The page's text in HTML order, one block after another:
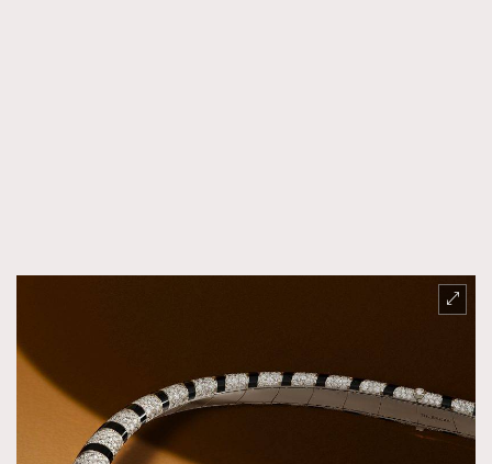
TRENDING
AFrenchMind